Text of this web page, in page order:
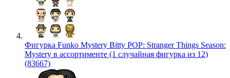
Фигурка Funko Mystery Bitty POP: Stranger Things Season:
Mystery в ассортименте (1 случайная фигурка из 12)
(83667)